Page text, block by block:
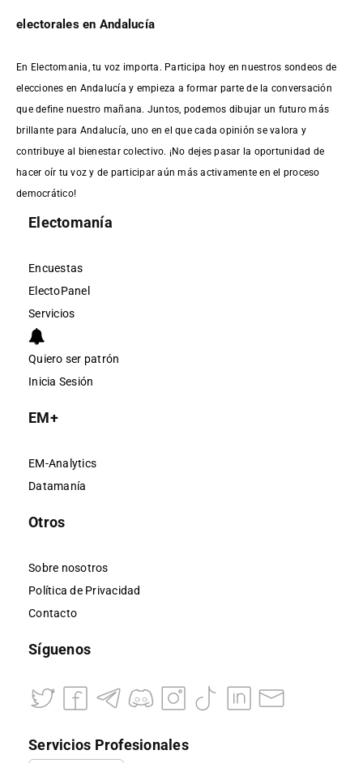
electorales en Andalucía
En Electomania, tu voz importa. Participa hoy en nuestros sondeos de
elecciones en Andalucía y empieza a formar parte de la conversación
que define nuestro mañana. Juntos, podemos dibujar un futuro más
brillante para Andalucía, uno en el que cada opinión se valora y
contribuye al bienestar colectivo. ¡No dejes pasar la oportunidad de
hacer oír tu voz y de participar aún más activamente en el proceso
democrático!
Electomanía
Encuestas
ElectoPanel
Servicios
Quiero ser patrón
Inicia Sesión
EM+
EM-Analytics
Datamanía
Otros
Sobre nosotros
Política de Privacidad
Contacto
Síguenos
Servicios Profesionales